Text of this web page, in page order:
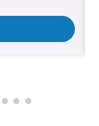
du
dans la
Ce